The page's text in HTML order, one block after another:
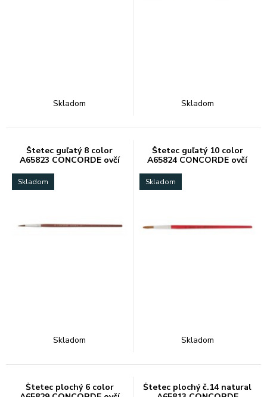
Skladom Skladom
Štetec guľatý 8 color
A65823 CONCORDE ovčí
Skladom
Skladom
Štetec guľatý 10 color
A65824 CONCORDE ovčí
Skladom
Skladom
Štetec plochý 6 color
Štetec plochý č.14 natural